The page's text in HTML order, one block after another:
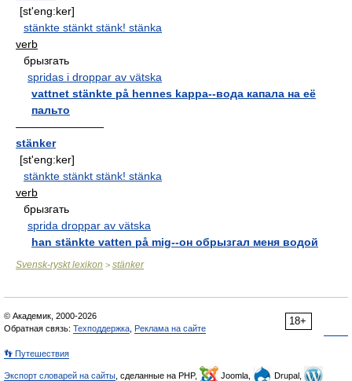
[st'eng:ker]
stänkte stänkt stänk! stänka
verb
брызгать
spridas i droppar av vätska
vattnet stänkte på hennes kappa--вода капала на её
пальто
————————
stänker
[st'eng:ker]
stänkte stänkt stänk! stänka
verb
брызгать
sprida droppar av vätska
han stänkte vatten på mig--он обрызгал меня водой
Svensk-ryskt lexikon > stänker
18+
© Академик, 2000-2026
Обратная связь: Техподдержка Реклама на сайте
👣 Путешествия
Экспорт словарей на сайты , сделанные на PHP, Joomla,
Drupal,